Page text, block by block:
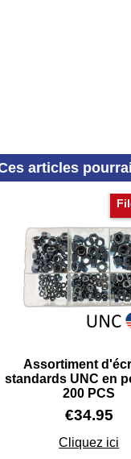
articles
Assortiment
standards UNC en
200 PCS
€34.95
Cliquez ici